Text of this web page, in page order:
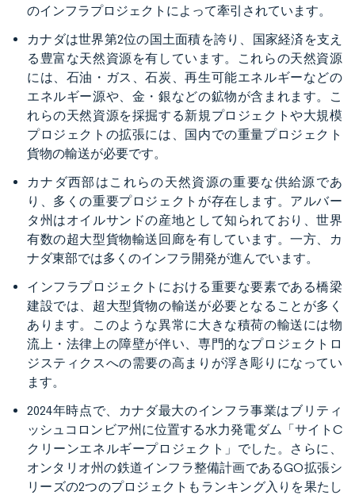
のインフラプロジェクトによって牽引されています。
カナダは世界第2位の国土面積を誇り、国家経済を支え
る豊富な天然資源を有しています。これらの天然資源
には、石油・ガス、石炭、再生可能エネルギーなどの
エネルギー源や、金・銀などの鉱物が含まれます。こ
れらの天然資源を採掘する新規プロジェクトや大規模
プロジェクトの拡張には、国内での重量プロジェクト
貨物の輸送が必要です。
カナダ西部はこれらの天然資源の重要な供給源であ
り、多くの重要プロジェクトが存在します。アルバー
タ州はオイルサンドの産地として知られており、世界
有数の超大型貨物輸送回廊を有しています。一方、カ
ナダ東部では多くのインフラ開発が進んでいます。
インフラプロジェクトにおける重要な要素である橋梁
建設では、超大型貨物の輸送が必要となることが多く
あります。このような異常に大きな積荷の輸送には物
流上・法律上の障壁が伴い、専門的なプロジェクトロ
ジスティクスへの需要の高まりが浮き彫りになってい
ます。
2024年時点で、カナダ最大のインフラ事業はブリティ
ッシュコロンビア州に位置する水力発電ダム「サイトC
クリーンエネルギープロジェクト」でした。さらに、
オンタリオ州の鉄道インフラ整備計画であるGO拡張シ
リーズの2つのプロジェクトもランキング入りを果たし